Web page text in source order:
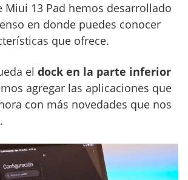
Miui 13 Pad hemos desarrollado
en donde puedes conocer
que ofrece.
el dock en la parte inferior
agregar las aplicaciones que
con más novedades que nos